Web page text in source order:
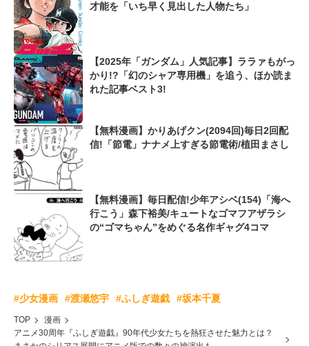
才能を「いち早く見出した人物たち」
【2025年「ガンダム」人気記事】ララァもがっ
かり!?「幻のシャア専用機」を追う、ほか読ま
れた記事ベスト3!
【無料漫画】かりあげクン(2094回)毎日2回配
信!「節電」ナナメ上すぎる節電術/植田まさし
【無料漫画】毎日配信!少年アシベ(154)「海へ
行こう」森下裕美/キュートなゴマフアザラシ
の“ゴマちゃん”をめぐる名作ギャグ4コマ
#少女漫画 #渡瀬悠宇 #ふしぎ遊戯 #坂本千夏
TOP
漫画
アニメ30周年『ふしぎ遊戯』90年代少女たちを熱狂させた魅力とは？